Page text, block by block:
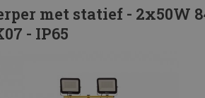
met statief - 2x50W
- IP65